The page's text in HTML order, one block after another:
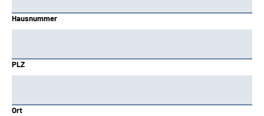
Hausnummer
PLZ
Ort